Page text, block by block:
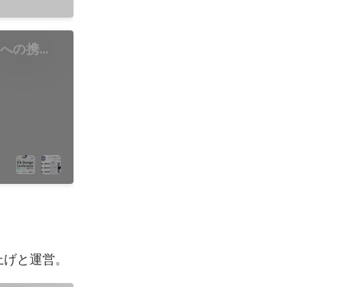
の携わ
と運営。